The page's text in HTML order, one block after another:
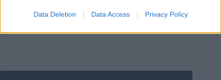
Data Deletion Data Access Privacy Policy
Post Comment